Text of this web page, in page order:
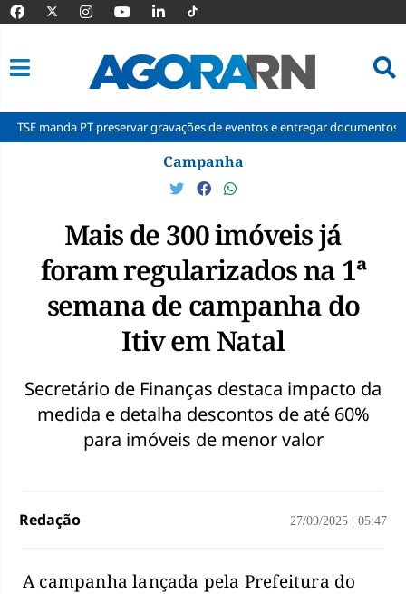
PT preservar gravações de eventos e entregar documentos à Corte
Campanha
Mais de 300 imóveis já
foram regularizados na 1ª
semana de campanha do
Itiv em Natal
Secretário de Finanças destaca impacto da
medida e detalha descontos de até 60%
para imóveis de menor valor
Redação 27/09/2025 05:47
A campanha lançada pela Prefeitura do